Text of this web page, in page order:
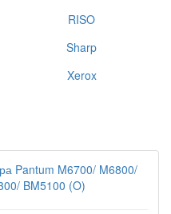
RISO
Sharp
Xerox
Pantum M6700/ M6800/
BM5100 (O)